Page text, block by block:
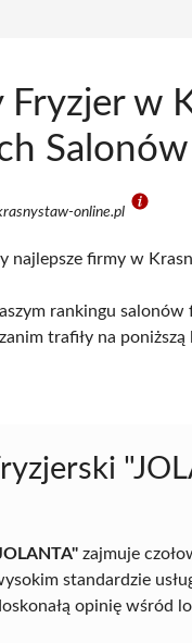
Fryzjer w
online.pl
najlepsze firmy w
rankingu
trafiły na
zajmuje
standardzie
opinię wśród